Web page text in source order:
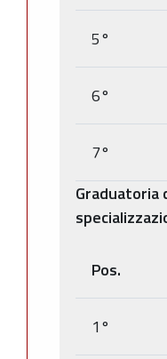
5°
6°
7°
Graduatoria
Pos.
1°